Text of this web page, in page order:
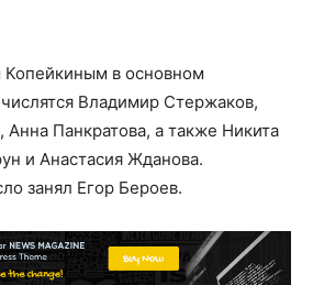
в основном
Владимир Стержаков,
Анна Панкратова, а также Никита
и Анастасия Жданова.
занял Егор Бероев.